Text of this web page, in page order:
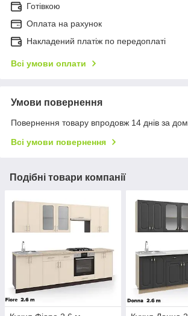
Готівкою
Оплата на рахунок
Накладений платіж по передоплаті
Всі умови оплати
Умови повернення
Повернення товару впродовж 14 днів за
Всі умови повернення
Подібні товари компанії